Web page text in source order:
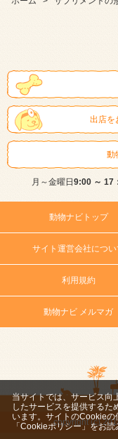
出店を
動
月～金曜日9:00 ～ 17
動物ナビトップ
サイト運営会社につい
利用規約
動物ナビ メルマガ
copyright (c)
当サイトでは、サービス向
したサービスを提供するた
います。サイトのCookieの
「Cookieポリシー」 をお読